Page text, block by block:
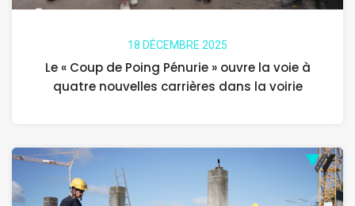
18 DÉCEMBRE 2025
Le « Coup de Poing Pénurie » ouvre la voie à
quatre nouvelles carrières dans la voirie